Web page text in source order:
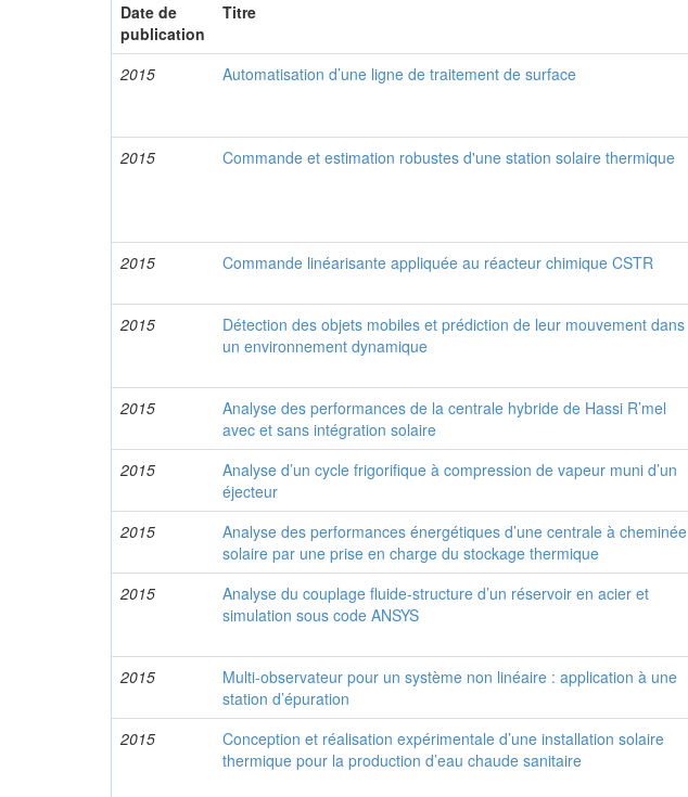
Date de
publication
Titre
2015 Automatisation d’une ligne de traitement de surface
2015
Commande et estimation robustes d'une station solaire thermique
2015
Commande linéarisante appliquée au réacteur chimique CSTR
2015
Détection des objets mobiles et prédiction de leur mouvement dans
un environnement dynamique
2015
Analyse des performances de la centrale hybride de Hassi R’mel
avec et sans intégration solaire
2015
Analyse d’un cycle frigorifique à compression de vapeur muni d’un
éjecteur
2015
Analyse des performances énergétiques d’une centrale à cheminée
solaire par une prise en charge du stockage thermique
2015
Analyse du couplage fluide-structure d’un réservoir en acier et
simulation sous code ANSYS
2015
Multi-observateur pour un système non linéaire : application à une
station d’épuration
2015
Conception et réalisation expérimentale d’une installation solaire
thermique pour la production d’eau chaude sanitaire